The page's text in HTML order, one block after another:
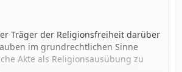
Träger der Religionsfreiheit darüber
im grundrechtlichen Sinne
Akte als Religionsausübung zu